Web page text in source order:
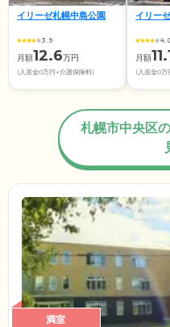
イリーゼ札幌中島公園
3.9
月額12.6万円
(入居金0万円+介護保険料)
イリー
月額
(入居金0万
札幌市中央区
満室